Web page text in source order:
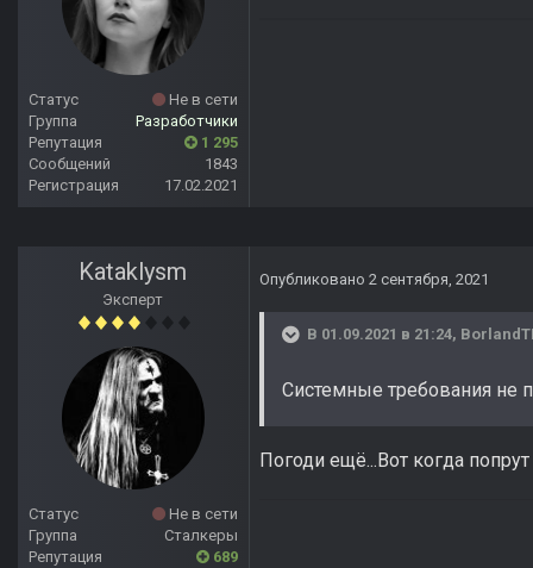
Статус
Не в сети
Группа
Разработчики
Репутация
1 295
Сообщений
1843
Регистрация
17.02.2021
Kataklysm
Эксперт
Статус
Не в сети
Группа
Сталкеры
Репутация
689
Опубликовано 2 сентября, 2021
В 01.09.2021 в 21:24,
Системные требования не
Погоди ещё...Вот когда